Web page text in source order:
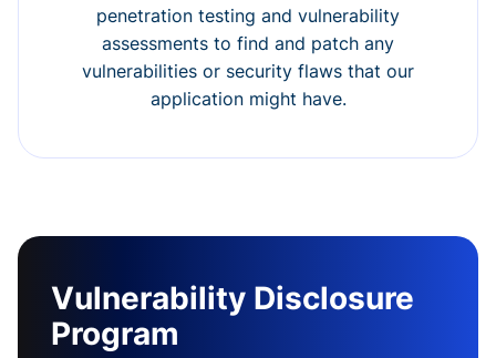
penetration testing and vulnerability
assessments to find and patch any
vulnerabilities or security flaws that our
application might have.
Vulnerability Disclosure
Program